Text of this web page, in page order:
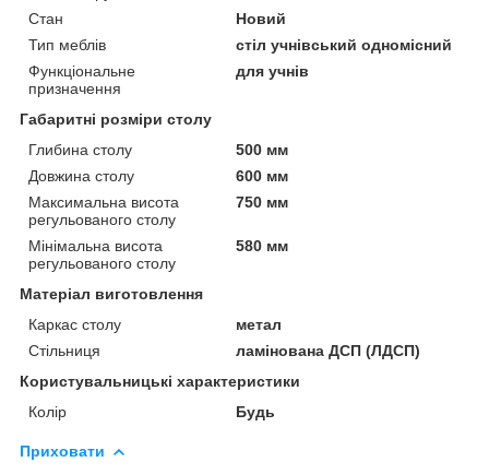
Стан
Новий
Тип меблів
стіл учнівський одномісний
Функціональне
призначення
для учнів
Габаритні розміри столу
Глибина столу
500 мм
Довжина столу
600 мм
Максимальна висота
регульованого столу
750 мм
Мінімальна висота
регульованого столу
580 мм
Матеріал виготовлення
Каркас столу
метал
Стільниця
ламінована ДСП (ЛДСП)
Користувальницькі характеристики
Колір
Будь
Приховати